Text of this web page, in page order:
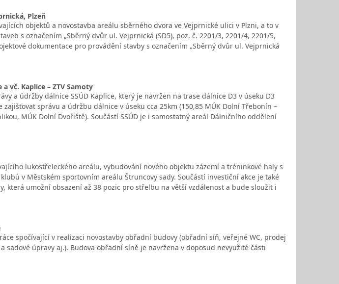
Plzeň
objektů a novostavba areálu sběrného dvora ve Vejprnické ulici v Plzni, a to v
s označením „Sběrný dvůr ul. Vejprnická (SD5), poz. č. 2201/3, 2201/4, 2201/5,
dokumentace pro provádění stavby s označením „Sběrný dvůr ul. Vejprnická
vč. Kaplice – ZTV Samoty
a údržby dálnice SSÚD Kaplice, který je navržen na trase dálnice D3 v úseku D3
zajišťovat správu a údržbu dálnice v úseku cca 25km (150,85 MÚK Dolní Třebonín –
MÚK Dolní Dvořiště). Součástí SSÚD je i samostatný areál Dálničního oddělení
lukostřeleckého areálu, vybudování nového objektu zázemí a tréninkové haly s
v Městském sportovním areálu Štruncovy sady. Součástí investiční akce je také
která umožní obsazení až 38 pozic pro střelbu na větší vzdálenost a bude sloužit i
spočívající v realizaci novostavby obřadní budovy (obřadní síň, veřejné WC, prodej
sadové úpravy aj.). Budova obřadní síně je navržena v doposud nevyužité části